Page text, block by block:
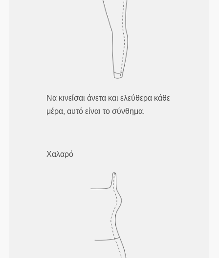
Να κινείσαι άνετα και ελεύθερα κάθε
μέρα, αυτό είναι το σύνθημα.
Χαλαρό